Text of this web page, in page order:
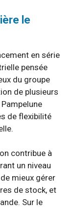
le
en série
pensée
du groupe
de plusieurs
de flexibilité
contribue à
un niveau
mieux gérer
de stock, et
Sur le